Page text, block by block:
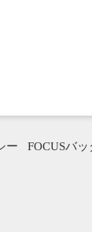
ー FOCUSバ